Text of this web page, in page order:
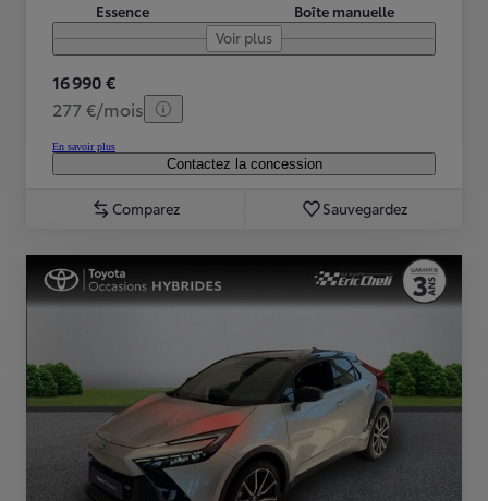
Essence
Boîte manuelle
Voir plus
16 990 €
277 €/mois
En savoir plus
Contactez la concession
Comparez Sauvegardez